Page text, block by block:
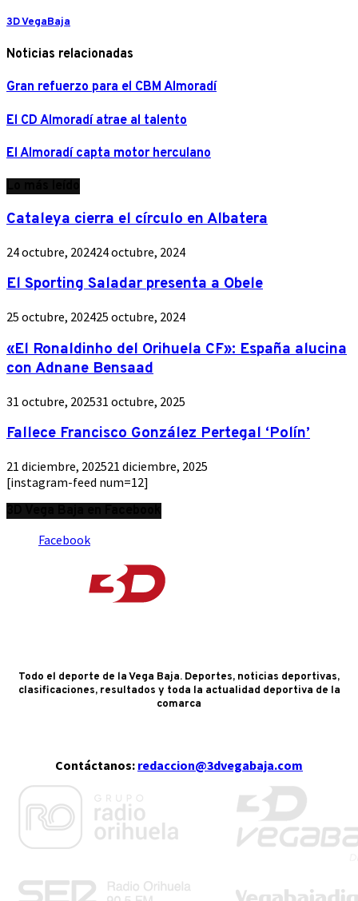
3D VegaBaja
Noticias relacionadas
Gran refuerzo para el CBM Almoradí
El CD Almoradí atrae al talento
El Almoradí capta motor herculano
Cataleya cierra el círculo en Albatera
24 octubre, 202424 octubre, 2024
El Sporting Saladar presenta a Obele
25 octubre, 202425 octubre, 2024
«El Ronaldinho del Orihuela CF»: España alucina
con Adnane Bensaad
31 octubre, 202531 octubre, 2025
Fallece Francisco González Pertegal ‘Polín’
21 diciembre, 202521 diciembre, 2025
[instagram-feed num=12]
Facebook
Todo el deporte de la Vega Baja. Deportes, noticias deportivas,
clasificaciones, resultados y toda la actualidad deportiva de la
comarca
Contáctanos: redaccion@3dvegabaja.com